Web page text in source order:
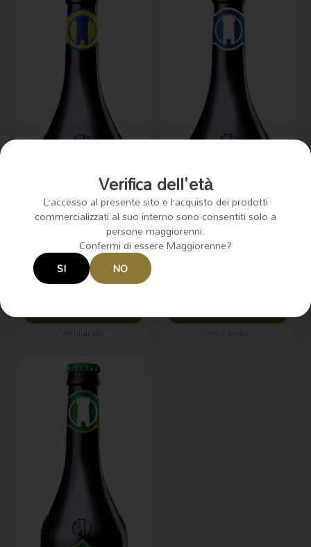
Birra Del Borgo Duchessa
33cl X 12
€52.00
AGGIUNGI AL CARRELLO
Birra Del Borgo Ducale 33cl X
AGGIUNGI AL CARRELLO
Verifica dell'età
L’accesso al presente sito e l’acquisto dei prodotti
commercializzati al suo interno sono consentiti solo a
persone maggiorenni.
Confermi di essere Maggiorenne?
SI NO